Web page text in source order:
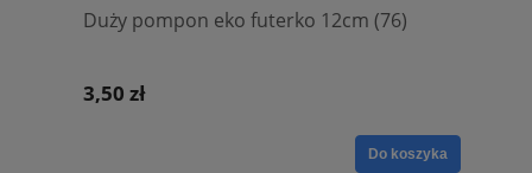
Duży pompon eko futerko 12cm (76)
3,50 zł
Do koszyka